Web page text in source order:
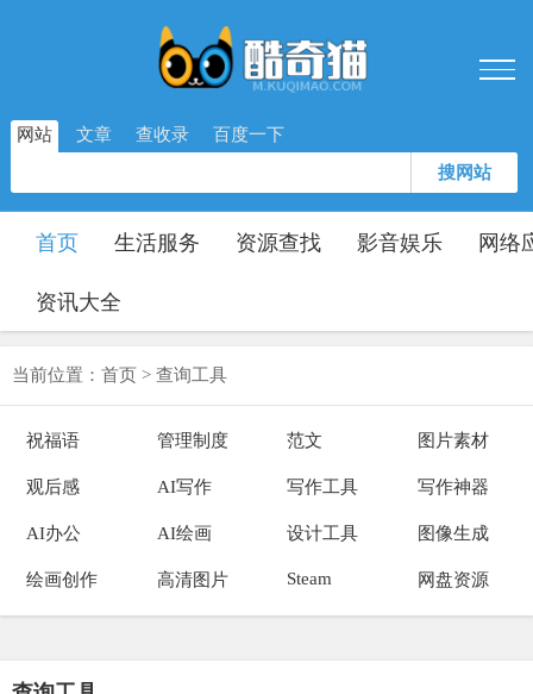
网站 文章 查收录 百度一下
搜网站
首页 生活服务 资源查找 影音娱乐 网络
资讯大全
当前位置： 首页 > 查询工具
祝福语 管理制度 范文 图片素材
观后感 AI写作 写作工具 写作神器
AI办公 AI绘画 设计工具 图像生成
绘画创作 高清图片 Steam 网盘资源